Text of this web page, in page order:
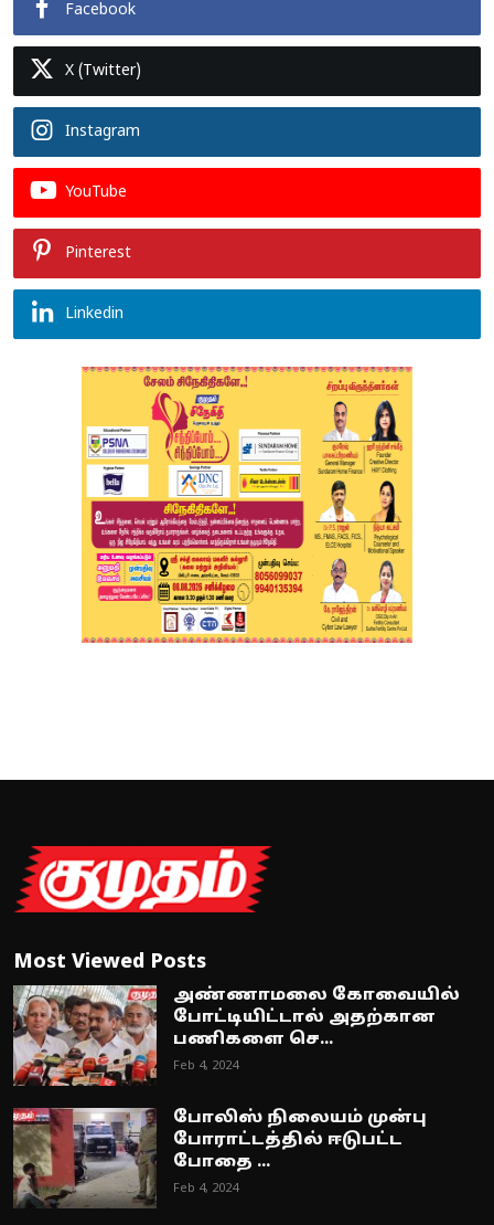
Facebook
X (Twitter)
Instagram
YouTube
Pinterest
Linkedin
Most Viewed Posts
அண்ணாமலை கோவையில்
போட்டியிட்டால் அதற்கான
பணிகளை செ...
Feb 4, 2024
போலிஸ் நிலையம் முன்பு
போராட்டத்தில் ஈடுபட்ட
போதை ...
Feb 4, 2024